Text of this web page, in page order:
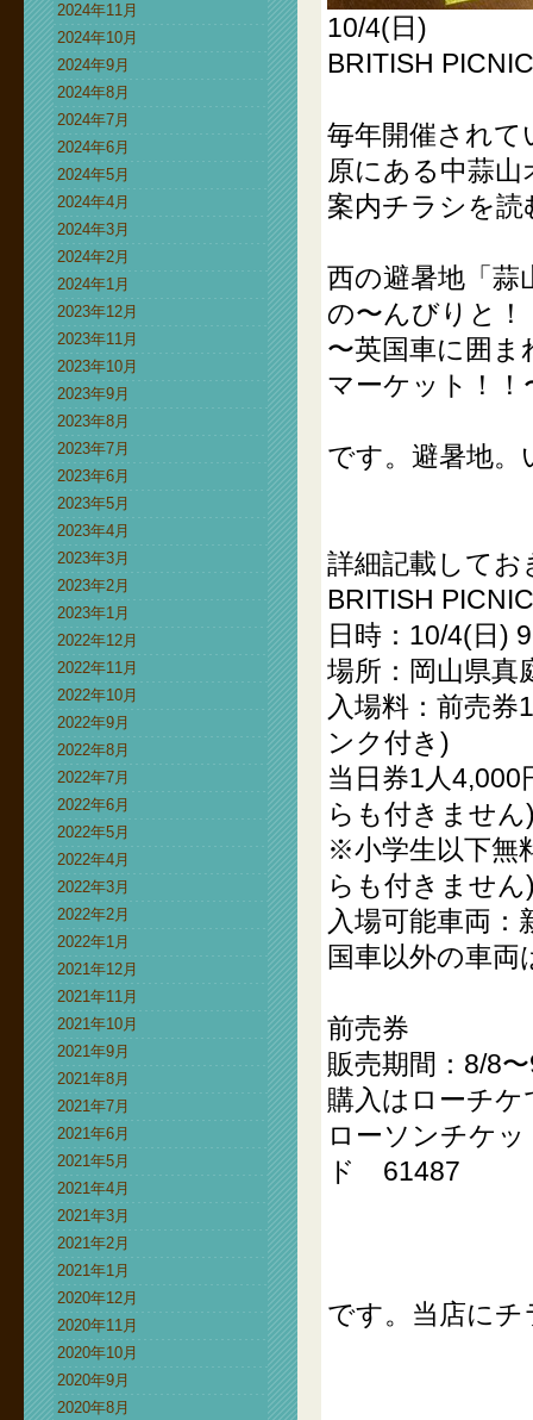
2024年11月
2024年10月
2024年9月
2024年8月
2024年7月
2024年6月
2024年5月
2024年4月
2024年3月
2024年2月
2024年1月
2023年12月
2023年11月
2023年10月
2023年9月
2023年8月
2023年7月
2023年6月
2023年5月
2023年4月
2023年3月
2023年2月
2023年1月
2022年12月
2022年11月
2022年10月
2022年9月
2022年8月
2022年7月
2022年6月
2022年5月
2022年4月
2022年3月
2022年2月
2022年1月
2021年12月
2021年11月
2021年10月
2021年9月
2021年8月
2021年7月
2021年6月
2021年5月
2021年4月
2021年3月
2021年2月
2021年1月
2020年12月
2020年11月
2020年10月
2020年9月
2020年8月
10/4(日)
BRITISH
毎年開催され
原にある中蒜
案内チラシを読
西の避暑地「
の〜んびりと！
〜英国車に囲
マーケット！！
です。避暑地
詳細記載してお
BRITISH
日時：10/4(日)
場所：岡山県
入場料：前売
ンク付き)
当日券1人
らも付きません
※小学生以下無
らも付きません
入場可能車両
国車以外の車
前売券
販売期間：8/8
購入はローチ
ローソンチケ
ド 61487
です。当店に